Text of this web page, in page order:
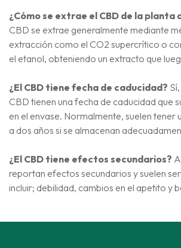
¿Cómo se extrae el CBD de la planta
CBD se extrae generalmente mediante
extracción como el CO2 supercrítico o
el etanol, obteniendo un extracto que
¿El CBD tiene fecha de caducidad?
CBD tienen una fecha de caducidad que
en el envase. Normalmente, suelen tener
a dos años si se almacenan
¿El CBD tiene efectos secundarios?
reportan efectos secundarios y suelen
incluir; debilidad, cambios en el apetito y